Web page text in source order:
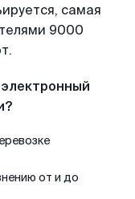
самая
9000
от и до